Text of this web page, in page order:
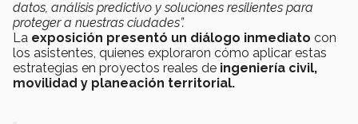
datos, análisis predictivo y soluciones resilientes para
proteger a nuestras ciudades”.
La exposición presentó un diálogo inmediato con
los asistentes, quienes exploraron cómo aplicar estas
estrategias en proyectos reales de ingeniería civil,
movilidad y planeación territorial.